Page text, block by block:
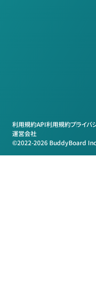
利用規約API利用規約プライバ
運営会社
©2022-2026 BuddyBoard